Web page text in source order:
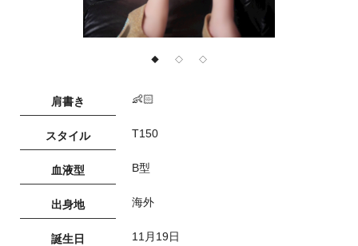
◆ ◇ ◇
肩書き 👶🏻
スタイル T150
血液型 B型
出身地 海外
誕生日 11月19日